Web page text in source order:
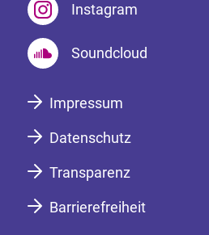
Instagram
Soundcloud
Impressum
Datenschutz
Transparenz
Barrierefreiheit